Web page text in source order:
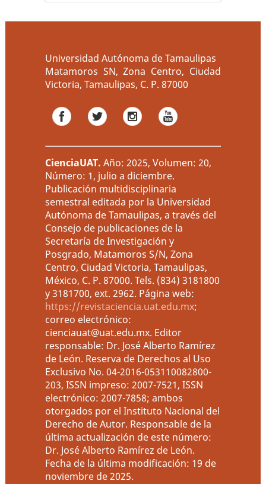
Universidad Autónoma de Tamaulipas
Matamoros SN, Zona Centro, Ciudad
Victoria, Tamaulipas, C. P. 87000
CienciaUAT. Año: 2025, Volumen: 20,
Número: 1, julio a diciembre.
Publicación multidisciplinaria
semestral editada por la Universidad
Autónoma de Tamaulipas, a través del
Consejo de publicaciones de la
Secretaría de Investigación y
Posgrado, Matamoros S/N, Zona
Centro, Ciudad Victoria, Tamaulipas,
México, C. P. 87000. Tels. (834) 3181800
y 3181700, ext. 2962. Página web:
https://revistaciencia.uat.edu.mx;
correo electrónico:
cienciauat@uat.edu.mx. Editor
responsable: Dr. José Alberto Ramírez
de León. Reserva de Derechos al Uso
Exclusivo No. 04-2016-053110082800-
203, ISSN impreso: 2007-7521, ISSN
electrónico: 2007-7858; ambos
otorgados por el Instituto Nacional del
Derecho de Autor. Responsable de la
última actualización de este número:
Dr. José Alberto Ramírez de León.
Fecha de la última modificación: 19 de
noviembre de 2025.